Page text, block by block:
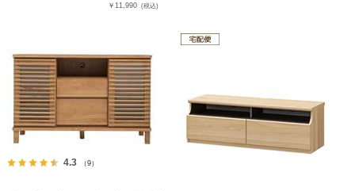
￥11,990 (税込)
4.3 （9）